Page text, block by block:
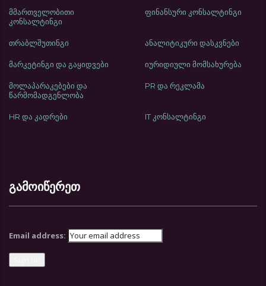
მმართველობითი
კონსალტინგი
ფინანსური კონსალტინგი
თრაბლშუთინგი ანალიტიკური დასკვნები
მარკეტინგი და გაყიდვები იურიდიული მომსახურება
მოლაპარაკებები და
წარმომადგენლობა
PR და რეკლამა
HR და კადრები IT კონსალტინგი
გამოიწერეთ
Email address: